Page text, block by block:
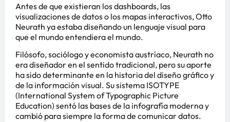
Antes de que existieran los dashboards, las
visualizaciones de datos o los mapas interactivos, Otto
Neurath ya estaba diseñando un lenguaje visual para
que el mundo entendiera el mundo.
Filósofo, sociólogo y economista austríaco, Neurath no
era diseñador en el sentido tradicional, pero su aporte
ha sido determinante en la historia del diseño gráfico y
de la información visual. Su sistema ISOTYPE
(International System of Typographic Picture
Education) sentó las bases de la infografía moderna y
cambió para siempre la forma de comunicar datos.